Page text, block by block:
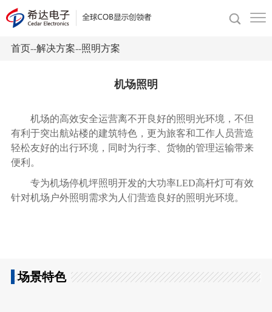
首页--解决方案--照明方案
机场照明
机场的高效安全运营离不开良好的照明光环境，不但
有利于突出航站楼的建筑特色，更为旅客和工作人员营造
轻松友好的出行环境，同时为行李、货物的管理运输带来
便利。
专为机场停机坪照明开发的大功率LED高杆灯可有效
针对机场户外照明需求为人们营造良好的照明光环境。
场景特色